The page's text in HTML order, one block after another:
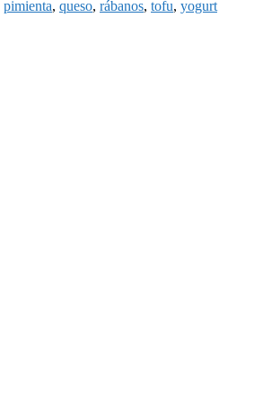
pimienta, queso, rábanos, tofu, yogurt